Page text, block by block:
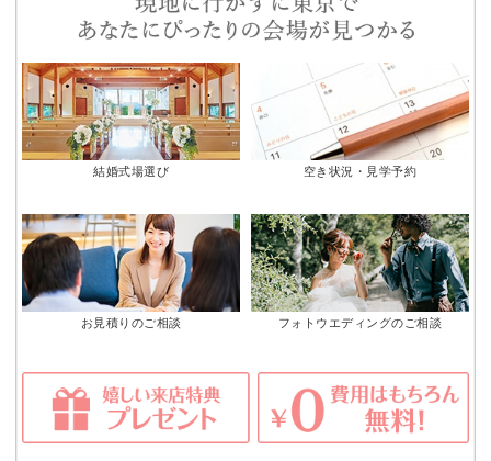
結婚式場選び 空き状況・見学予約
お見積りのご相談 フォトウエディングのご相談